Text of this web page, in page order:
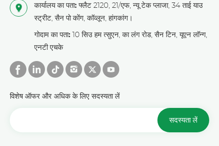
कार्यालय का पता: फ्लैट 2120, 21/एफ, न्यू टेक प्लाजा, 34 ताई याउ
स्ट्रीट, सैन पो कोंग, कॉव्लून, हांगकांग।
गोदाम का पता: 10 सिउ हम त्सुएन, का लंग रोड, सैन टिन, यूएन लॉन्ग,
एनटी एचके
विशेष ऑफर और अधिक के लिए सदस्यता लें
सदस्यता लें